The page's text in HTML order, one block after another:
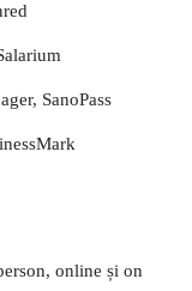
SanoPass
online și on